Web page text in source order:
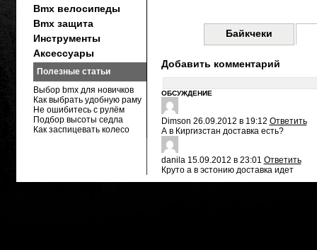
Байкчеки
Добавить комментарий
ОБСУЖДЕНИЕ
Dimson 26.09.2012 в 19:12 Ответить
А в Киргизстан доставка есть?
danila 15.09.2012 в 23:01 Ответить
Круто а в эстонию доставка идет
Bmx велосипеды
Bmx защита
Инструменты
Аксессуары
Полезные статьи
Выбор bmx для новичков
Как выбрать удобную раму
Не ошибитесь с рулём
Подбор высоты седла
Как заспицевать колесо